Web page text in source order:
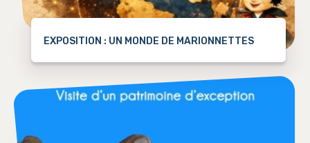
EXPOSITION : UN MONDE DE MARIONNETTES